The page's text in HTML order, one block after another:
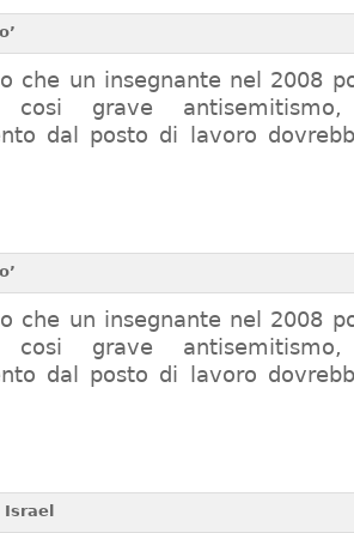
che un insegnante nel 2008
cosi grave
dal posto di lavoro
che un insegnante nel 2008
cosi grave
dal posto di lavoro
Israel